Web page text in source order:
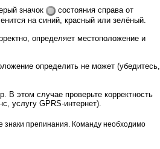
значок
состояния справа от
на синий, красный или зелёный.
определяет местоположение и
определить не может (убедитесь,
В этом случае проверьте корректность
услугу GPRS-интернет).
знаки препинания. Команду необходимо